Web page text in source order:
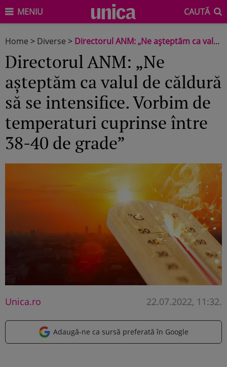
MENIU CAUTĂ
Home > Diverse > Directorul ANM: „Ne așteptăm ca valul de căldură să se intensifice. Vorbim de temperaturi cuprinse între 38-40 de grade”
Directorul ANM: „Ne
așteptăm ca valul de căldură
să se intensifice. Vorbim de
temperaturi cuprinse între
38-40 de grade”
Unica.ro 22.07.2022, 11:32.
Adaugă-ne ca sursă preferată în Google